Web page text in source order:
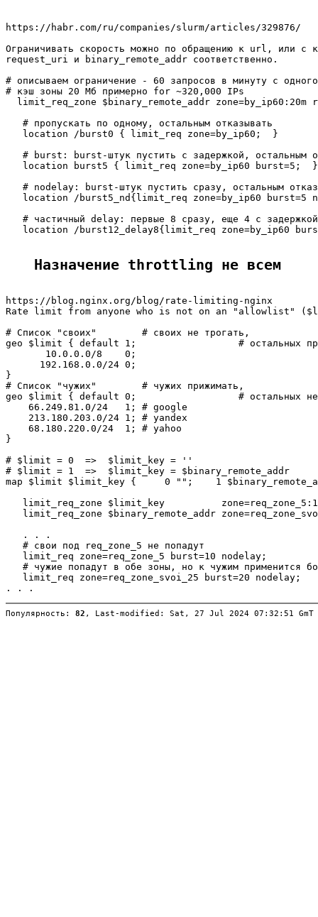
https://habr.com/ru/companies/slurm/articles/329876/
Ограничивать скорость можно по обращению к url, или с
request_uri и binary_remote_addr соответственно.
# описываем ограничение - 60 запросов в минуту с
# кэш зоны 20 Мб примерно for ~320,000 IPs
limit_req_zone $binary_remote_addr zone=by_ip60:20m
   # пропускать по одному, остальным отказывать
   location /burst0 { limit_req zone=by_ip60;  }
# burst: burst-штук пустить с задержкой, остальным
   location burst5 { limit_req zone=by_ip60 burst=5;  }
# nodelay: burst-штук пустить сразу, остальным
location /burst5_nd{limit_req zone=by_ip60 burst=5
# частичный delay: первые 8 сразу, еще 4 с
location /burst12_delay8{limit_req zone=by_ip60
Назначение throttling не всем
https://blog.nginx.org/blog/rate-limiting-nginx
Rate limit from anyone who is not on an "allowlist"
# Список "своих"        # своих не трогать,
geo $limit { default 1;                  # остальных
       10.0.0.0/8    0;
      192.168.0.0/24 0;
}
# Список "чужих"        # чужих прижимать,
geo $limit { default 0;                  # остальных не
    66.249.81.0/24   1; # google
    213.180.203.0/24 1; # yandex
    68.180.220.0/24  1; # yahoo
}
# $limit = 0  =>  $limit_key = ''
# $limit = 1  =>  $limit_key = $binary_remote_addr
map $limit $limit_key {     0 "";    1
limit_req_zone $limit_key
limit_req_zone $binary_remote_addr
   . . .
   # свои под req_zone_5 не попадут
   limit_req zone=req_zone_5 burst=10 nodelay;
# чужие попадут в обе зоны, но к чужим применится
   limit_req zone=req_zone_svoi_25 burst=20 nodelay;
Популярность: 82